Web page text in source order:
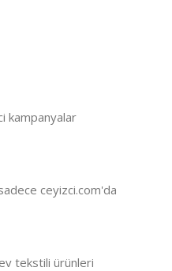
kampanyalar
ceyizci.com'da
tekstili ürünleri